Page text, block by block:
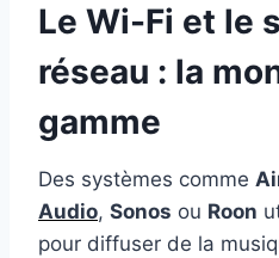
Le Wi-Fi et le
réseau : la
gamme
Des systèmes comme
Audio, Sonos ou Roon
pour diffuser de la